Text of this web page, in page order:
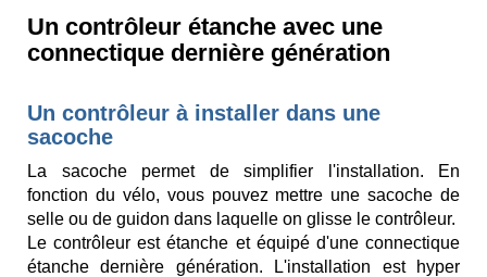
Un contrôleur étanche avec une
connectique dernière génération
Un contrôleur à installer dans une
sacoche
La sacoche permet de simplifier l'installation. En
fonction du vélo, vous pouvez mettre une sacoche de
selle ou de guidon dans laquelle on glisse le contrôleur.
Le contrôleur est étanche et équipé d'une connectique
étanche dernière génération. L'installation est hyper